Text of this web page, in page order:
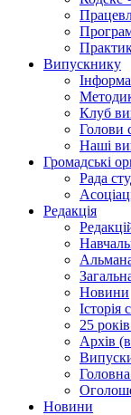
Випускнику
Клуб
Голови
Наші
Громадські
Рада
Редакція
Новини
Історія
25
Архів
Новини